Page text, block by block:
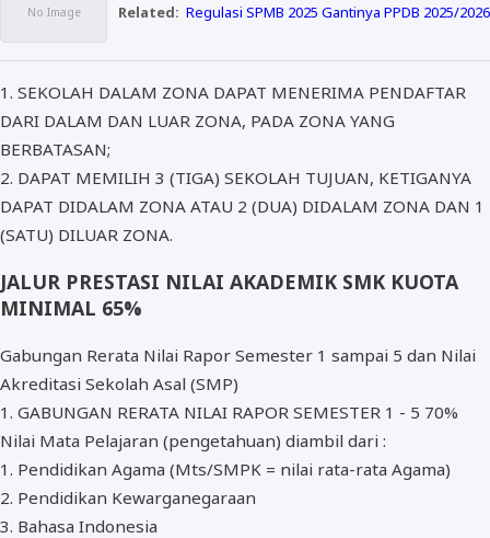
Related: Regulasi SPMB 2025 Gantinya PPDB 2025/2026
1. SEKOLAH DALAM ZONA DAPAT MENERIMA PENDAFTAR
DARI DALAM DAN LUAR ZONA, PADA ZONA YANG
BERBATASAN;
2. DAPAT MEMILIH 3 (TIGA) SEKOLAH TUJUAN, KETIGANYA
DAPAT DIDALAM ZONA ATAU 2 (DUA) DIDALAM ZONA DAN 1
(SATU) DILUAR ZONA.
JALUR PRESTASI NILAI AKADEMIK SMK KUOTA
MINIMAL 65%
Gabungan Rerata Nilai Rapor Semester 1 sampai 5 dan Nilai
Akreditasi Sekolah Asal (SMP)
1. GABUNGAN RERATA NILAI RAPOR SEMESTER 1 - 5 70%
Nilai Mata Pelajaran (pengetahuan) diambil dari :
1. Pendidikan Agama (Mts/SMPK = nilai rata-rata Agama)
2. Pendidikan Kewarganegaraan
3. Bahasa Indonesia